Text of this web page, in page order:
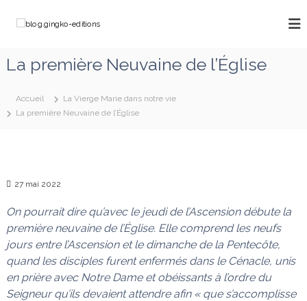
g
g
e
t
m
i
o
n
r
e
q
u
d
é
La première Neuvaine de l’Église
Accueil
La Vierge Marie dans notre vie
La première Neuvaine de l’Église
27 mai 2022
On pourrait dire qu’avec le jeudi de l’Ascension débute la
première neuvaine de l’Église. Elle comprend les neufs
jours entre l’Ascension et le dimanche de la Pentecôte,
quand les disciples furent enfermés dans le Cénacle, unis
en prière avec Notre Dame et obéissants à l’ordre du
Seigneur qu’ils devaient attendre afin « que s’accomplisse